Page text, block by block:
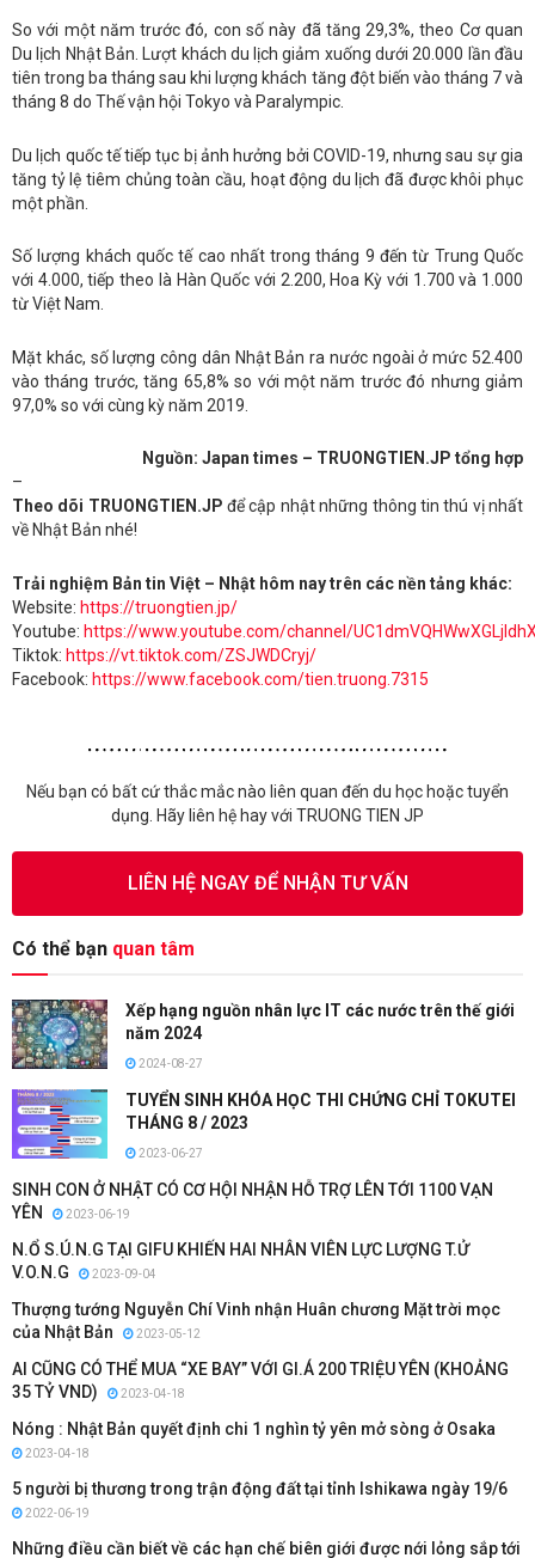
So với một năm trước đó, con số này đã tăng 29,3%, theo Cơ quan
Du lịch Nhật Bản. Lượt khách du lịch giảm xuống dưới 20.000 lần đầu
tiên trong ba tháng sau khi lượng khách tăng đột biến vào tháng 7 và
tháng 8 do Thế vận hội Tokyo và Paralympic.
Du lịch quốc tế tiếp tục bị ảnh hưởng bởi COVID-19, nhưng sau sự gia
tăng tỷ lệ tiêm chủng toàn cầu, hoạt động du lịch đã được khôi phục
một phần.
Số lượng khách quốc tế cao nhất trong tháng 9 đến từ Trung Quốc
với 4.000, tiếp theo là Hàn Quốc với 2.200, Hoa Kỳ với 1.700 và 1.000
từ Việt Nam.
Mặt khác, số lượng công dân Nhật Bản ra nước ngoài ở mức 52.400
vào tháng trước, tăng 65,8% so với một năm trước đó nhưng giảm
97,0% so với cùng kỳ năm 2019.
Nguồn: Japan times – TRUONGTIEN.JP tổng hợp
–
Theo dõi TRUONGTIEN.JP để cập nhật những thông tin thú vị nhất
về Nhật Bản nhé!
Trải nghiệm Bản tin Việt – Nhật hôm nay trên các nền tảng khác:
Website: https://truongtien.jp/
Youtube: https://www.youtube.com/channel/
Tiktok: https://vt.tiktok.com/ZSJWDCryj/
Facebook: https://www.facebook.com/tien.truong.7315
Nếu bạn có bất cứ thắc mắc nào liên quan đến du học hoặc tuyển
dụng. Hãy liên hệ hay với TRUONG TIEN JP
LIÊN HỆ NGAY ĐỂ NHẬN TƯ VẤN
Có thể bạn quan tâm
Xếp hạng nguồn nhân lực IT các nước trên thế giới
năm 2024
2024-08-27
TUYỂN SINH KHÓA HỌC THI CHỨNG CHỈ TOKUTEI
THÁNG 8 / 2023
2023-06-27
SINH CON Ở NHẬT CÓ CƠ HỘI NHẬN HỖ TRỢ LÊN TỚI 1100 VẠN
YÊN
2023-06-19
N.Ổ S.Ú.N.G TẠI GIFU KHIẾN HAI NHÂN VIÊN LỰC LƯỢNG T.Ử
V.O.N.G
2023-09-04
Thượng tướng Nguyễn Chí Vinh nhận Huân chương Mặt trời mọc
của Nhật Bản
2023-05-12
AI CŨNG CÓ THỂ MUA “XE BAY” VỚI GI.Á 200 TRIỆU YÊN (KHOẢNG
35 TỶ VND)
2023-04-18
Nóng : Nhật Bản quyết định chi 1 nghìn tỷ yên mở sòng ở Osaka
2023-04-18
5 người bị thương trong trận động đất tại tỉnh Ishikawa ngày 19/6
2022-06-19
Những điều cần biết về các hạn chế biên giới được nới lỏng sắp tới